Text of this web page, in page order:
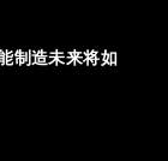
制造未来将如